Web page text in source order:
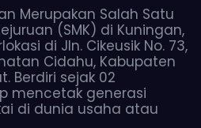
Merupakan Salah Satu
(SMK) di Kuningan,
di Jln. Cikeusik No. 73,
Cidahu, Kabupaten
Berdiri sejak 02
mencetak generasi
di dunia usaha atau